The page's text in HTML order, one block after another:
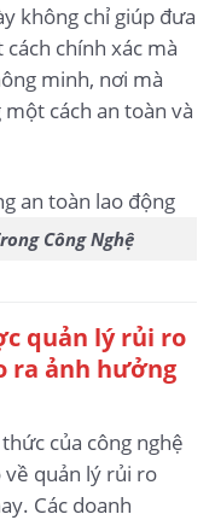
không chỉ giúp đưa
chính xác mà
minh, nơi mà
cách an toàn và
Công Nghệ
quản lý rủi ro
ra ảnh hưởng
của công nghệ
về quản lý rủi ro
Các doanh